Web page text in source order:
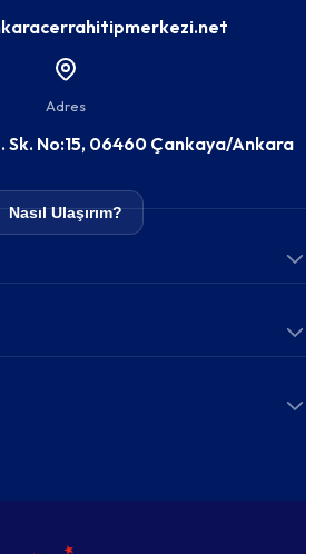
Adres
Sk. No:15, 06460 Çankaya/Ankara
Nasıl Ulaşırım?